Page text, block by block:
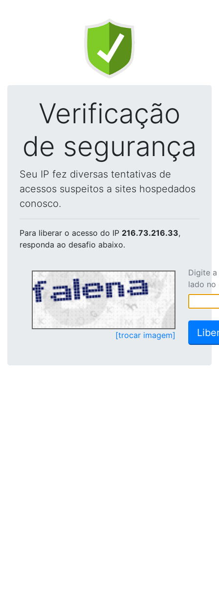
Verificação
de segurança
Seu IP fez diversas tentativas de
acessos suspeitos a sites hospedados
conosco.
Para liberar o acesso do IP 216.73.216.33,
responda ao desafio abaixo.
[trocar imagem]
Digite
lado no